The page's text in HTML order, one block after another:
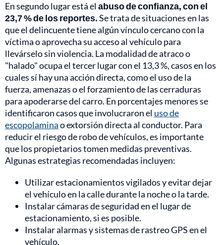
En segundo lugar está elabuso de confianza, con el
23,7 % de los reportes.Se trata de situaciones en las
que el delincuente tiene algún vínculo cercano con la
víctima o aprovecha su acceso al vehículo para
llevárselo sin violencia. La modalidad de atraco o
"halado" ocupa el tercer lugar con el 13,3 %, casos en los
cuales sí hay una acción directa, como el uso de la
fuerza, amenazas o el forzamiento de las cerraduras
para apoderarse del carro. En porcentajes menores se
identificaron casos que involucraron el uso de
escopolaminao extorsión directa al conductor. Para
reducir el riesgo de robo de vehículos, es importante
que los propietarios tomen medidas preventivas.
Algunas estrategias recomendadas incluyen:
Utilizar estacionamientos vigilados y evitar dejar
el vehículo en la calle durante la noche o la tarde.
Instalar cámaras de seguridad en el lugar de
estacionamiento, si es posible.
Instalar alarmas y sistemas de rastreo GPS en el
vehículo.